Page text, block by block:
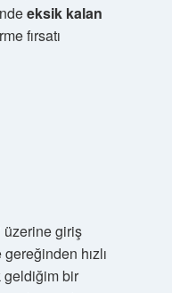
eksik kalan
fırsatı
üzerine giriş
hızlı
bir